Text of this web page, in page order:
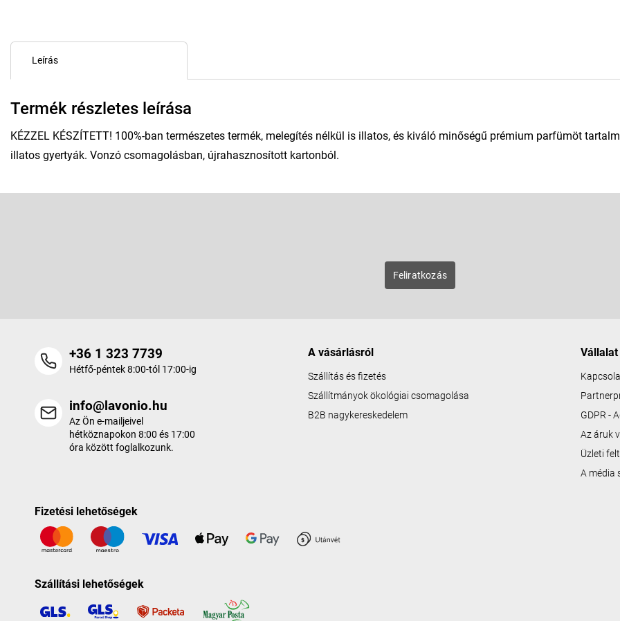
Leírás
Termék részletes leírása
KÉZZEL KÉSZÍTETT! 100%-ban természetes termék, melegítés nélkül is illatos, és kiváló minőségű prémium parfümöt
illatos gyertyák. Vonzó csomagolásban, újrahasznosított kartonból.
Feliratkozás
+36 1 323 7739
Hétfő-péntek 8:00-tól 17:00-ig
info@lavonio.hu
Az Ön e-mailjeivel
hétköznapokon 8:00 és 17:00
óra között foglalkozunk.
A vásárlásról
Szállítás és fizetés
Szállítmányok ökológiai csomagolása
B2B nagykereskedelem
Vállalat
GDPR -
Az áruk
Üzleti
A média
Fizetési lehetőségek
Szállítási lehetőségek